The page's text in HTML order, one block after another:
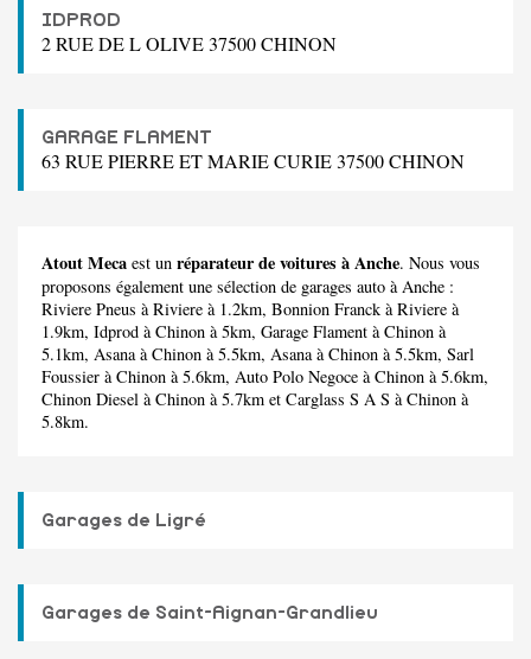
IDPROD
2 RUE DE L OLIVE 37500 CHINON
GARAGE FLAMENT
63 RUE PIERRE ET MARIE CURIE 37500 CHINON
Atout Meca est un réparateur de voitures à Anche. Nous vous
proposons également une sélection de garages auto à Anche :
Riviere Pneus à Riviere à 1.2km, Bonnion Franck à Riviere à
1.9km, Idprod à Chinon à 5km, Garage Flament à Chinon à
5.1km, Asanaà Chinon à 5.5km, Asanaà Chinon à 5.5km, Sarl
Foussier à Chinon à 5.6km, Auto Polo Negoce à Chinon à 5.6km,
Chinon Diesel à Chinon à 5.7km et Carglass S A S à Chinon à
5.8km.
Garages de Ligré
Garages de Saint-Aignan-Grandlieu